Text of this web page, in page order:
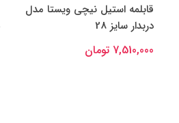
قابلمه استیل نیچی ویستا مدل
دربدار سایز 28
7,510,000 تومان